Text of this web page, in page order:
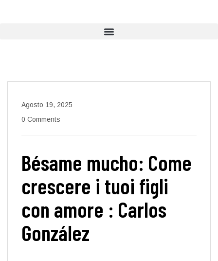
Agosto 19, 2025
0 Comments
Bésame mucho: Come
crescere i tuoi figli
con amore : Carlos
González